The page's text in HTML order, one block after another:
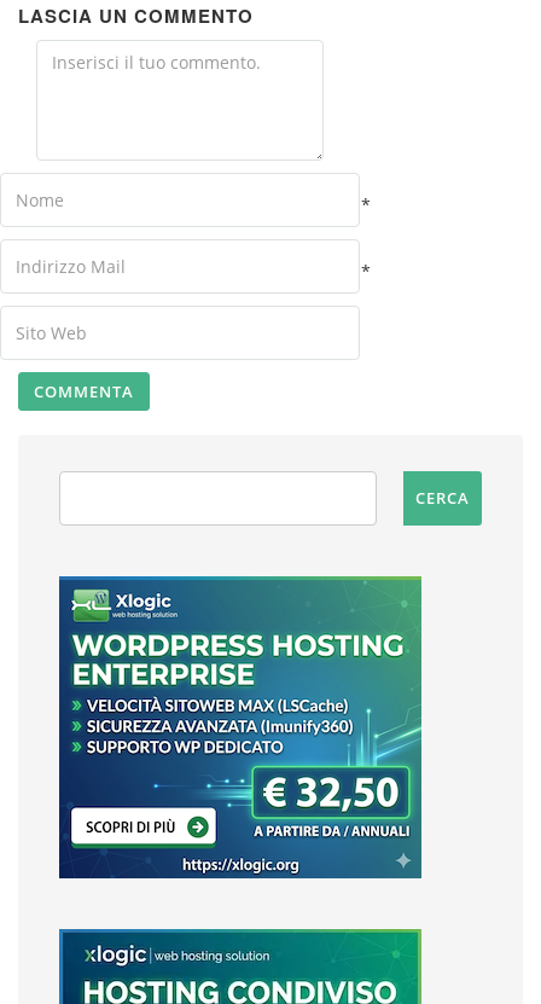
LASCIA UN COMMENTO
Comment
Name
*
Your
Email
*
Your
Website